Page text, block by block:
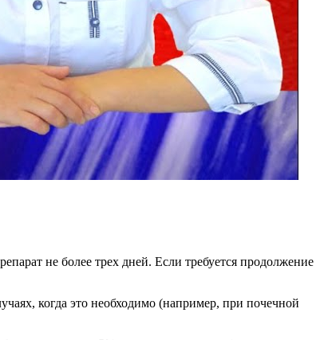
не более трех дней. Если требуется продолжение
когда это необходимо (например, при почечной